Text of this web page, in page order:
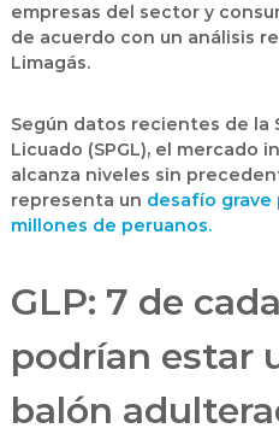
empresas del sector y
de acuerdo con un análisis
Limagás.
Según datos recientes de la
Licuado (SPGL), el mercado
alcanza niveles sin
representa un desafío grave
millones de peruanos.
GLP: 7 de
podrían estar
balón